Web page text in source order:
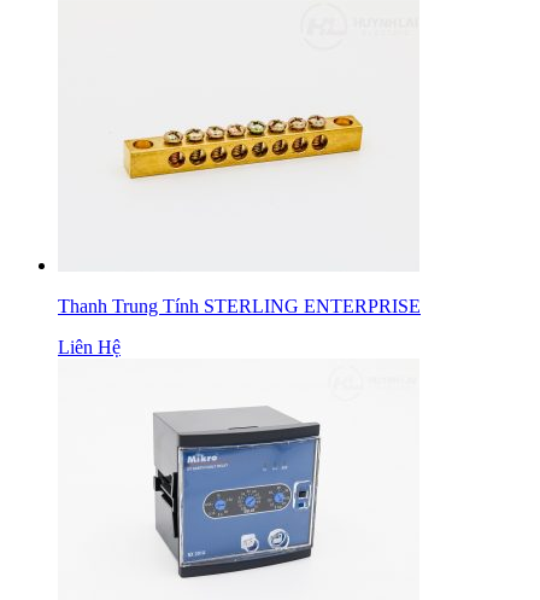
Thanh Trung Tính STERLING ENTERPRISE
Liên Hệ